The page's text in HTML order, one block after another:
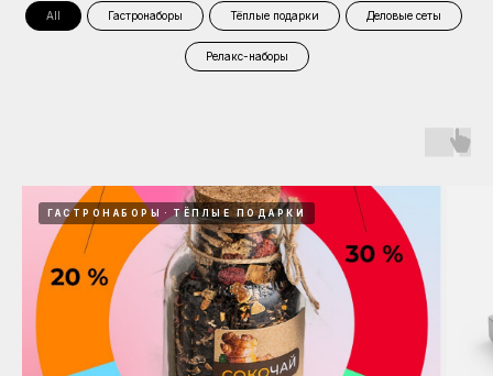
All Гастронаборы Тёплые подарки Деловые сеты
Релакс-наборы
ГАСТРОНАБОРЫ ТЁПЛЫЕ ПОДАРКИ